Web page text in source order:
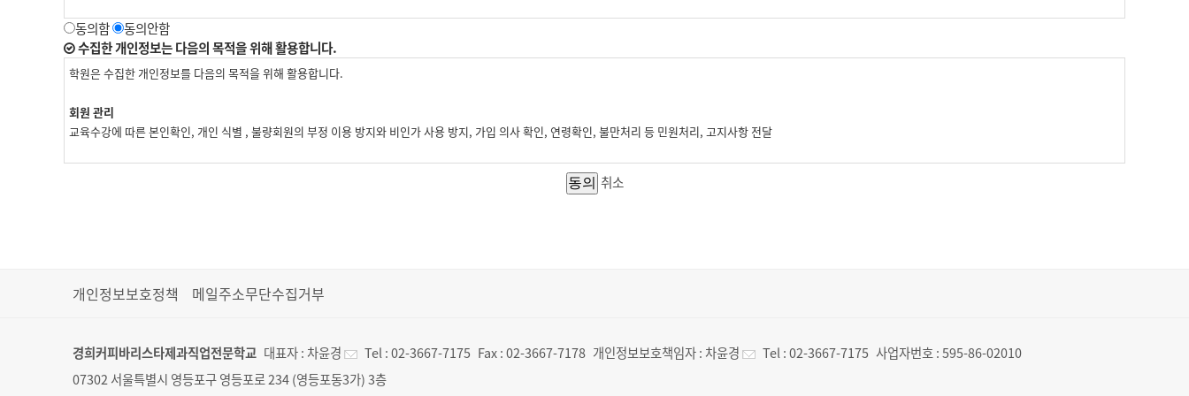
동의함
동의안함
수집한 개인정보는 다음의 목적을 위해 활용합니다.
학원은 수집한 개인정보를 다음의 목적을 위해 활용합니다.
회원 관리
교육수강에 따른 본인확인, 개인 식별 , 불량회원의 부정 이용 방지와 비인가 사용 방지, 가입 의사 확인, 연령확인, 불만처리 등 민원처리, 고지사항 전달
취소
개인정보보호정책 메일주소무단수집거부
경희커피바리스타제과직업전문학교 대표자 : 차윤경 Tel :02-3667-7175 Fax :02-3667-7178 개인정보보호책임자 : 차윤경 Tel :02-3667-7175 사업자번호 :595-86-02010
07302 서울특별시 영등포구 영등포로 234 (영등포동3가) 3층